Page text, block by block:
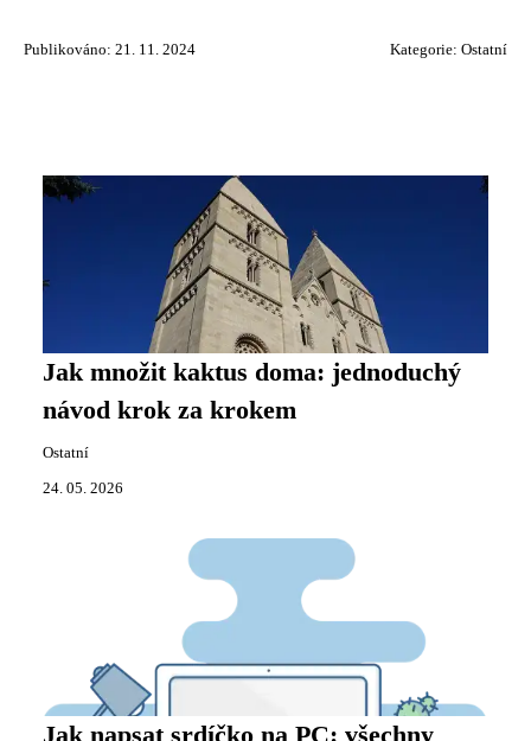
Publikováno: 21. 11. 2024 Kategorie: Ostatní
Jak množit kaktus doma: jednoduchý
návod krok za krokem
Ostatní
24. 05. 2026
Jak napsat srdíčko na PC: všechny